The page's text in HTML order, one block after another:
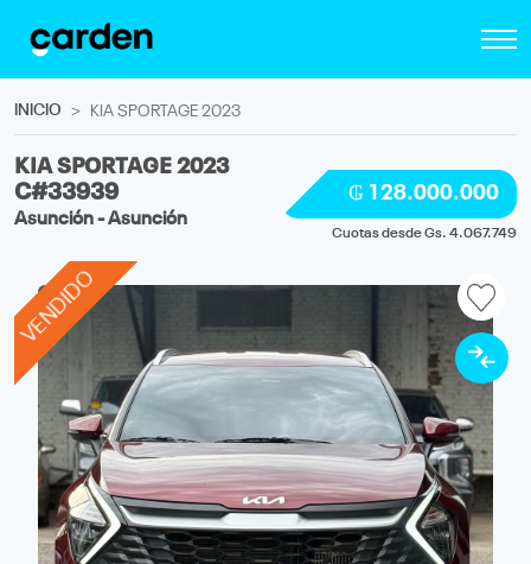
INICIO KIA SPORTAGE 2023
KIA SPORTAGE 2023
C#33939
Asunción - Asunción
₲ 128.000.000
Cuotas desde Gs. 4.067.749
VENDIDO